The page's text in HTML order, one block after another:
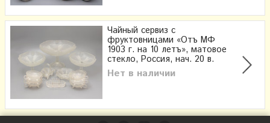
Чайный сервиз с
фруктовницами «Отъ МФ
1903 г. на 10 летъ», матовое
стекло, Россия, нач. 20 в.
Нет в наличии